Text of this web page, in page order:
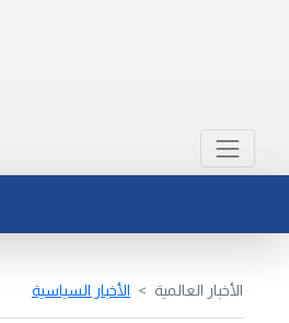
الأخبار العالمية الأخبار السياسية